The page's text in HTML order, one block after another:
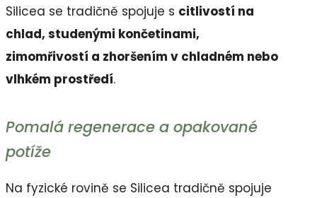
Silicea se tradičně spojuje s citlivostí na
chlad, studenými končetinami,
zimomřivostí a zhoršením v chladném nebo
vlhkém prostředí.
Pomalá regenerace a opakované
potíže
Na fyzické rovině se Silicea tradičně spojuje